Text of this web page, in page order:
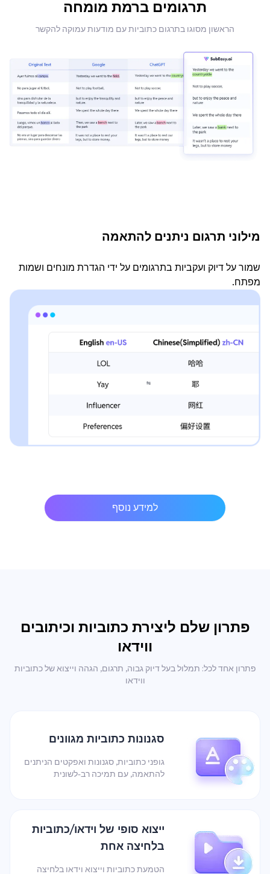
תרגומים ברמת מומחה
הראשון מסוגו בתרגום כתוביות עם מודעות עמוקה להקשר
מילוני תרגום ניתנים להתאמה
שמור על דיוק ועקביות בתרגומים על ידי הגדרת מונחים ושמות
מפתח.
למידע נוסף
פתרון שלם ליצירת כתוביות וכיתובים
ווידאו
פתרון אחד לכל: תמלול בעל דיוק גבוה, תרגום, הגהה וייצוא של כתוביות
ווידאו
סגנונות כתוביות מגוונים
גופני כתוביות, סגנונות ואפקטים הניתנים
להתאמה, עם תמיכה רב-לשונית
ייצוא סופי של וידאו/כתוביות
בלחיצה אחת
הטמעת כתוביות וייצוא וידאו בלחיצה